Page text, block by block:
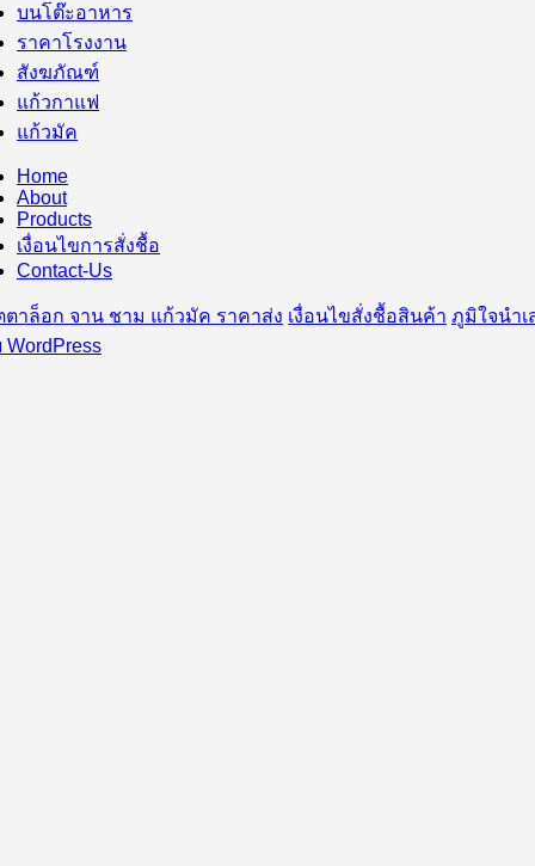
บนโต๊ะอาหาร
ราคาโรงงาน
สังฆภัณฑ์
แก้วกาแฟ
แก้วมัค
Home
About
Products
เงื่อนไขการสั่งชื้อ
Contact-Us
าล็อก จาน ชาม แก้วมัค ราคาส่ง เงื่อนไขสั่งชื้อสินค้า ภูมิใจนำเ
WordPress